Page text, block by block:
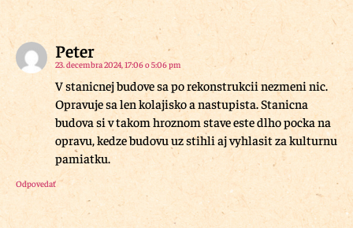
Peter
23. decembra 2024, 17:06 o 5:06 pm
V stanicnej budove sa po rekonstrukcii nezmeni nic.
Opravuje sa len kolajisko a nastupista. Stanicna
budova si v takom hroznom stave este dlho pocka na
opravu, kedze budovu uz stihli aj vyhlasit za kulturnu
pamiatku.
Odpovedať